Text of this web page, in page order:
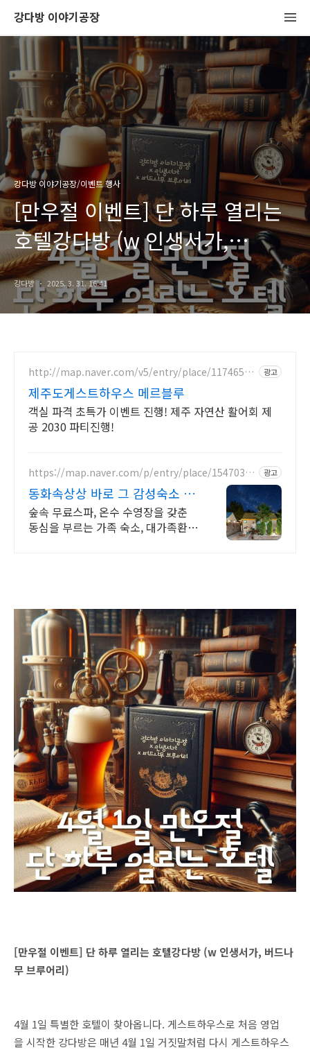
강다방 이야기공장
강다방 이야기공장/이벤트 행사
[만우절 이벤트] 단 하루 열리는
호텔강다방 (w 인생서가,
버드나무 브루어리)
강다방 2025. 3. 31. 16:41
http://map.naver.com/v5/entry/place/11746515
광고
제주도게스트하우스 메르블루
객실 파격 초특가 이벤트 진행! 제주 자연산 활어회 제
공 2030 파티진행!
https://map.naver.com/p/entry/place/15470358
광고
동화속상상 바로 그 감성숙소 제
주서쪽 오설록근처 완벽독채
숲속 무료스파, 온수 수영장을 갖춘
동심을 부르는 가족 숙소, 대가족환
[만우절 이벤트] 단 하루 열리는 호텔강다방 (w 인생서가, 버드나
무 브루어리)
4월 1일 특별한 호텔이 찾아옵니다. 게스트하우스로 처음 영업
을 시작한 강다방은 매년 4월 1일 거짓말처럼 다시 게스트하우스